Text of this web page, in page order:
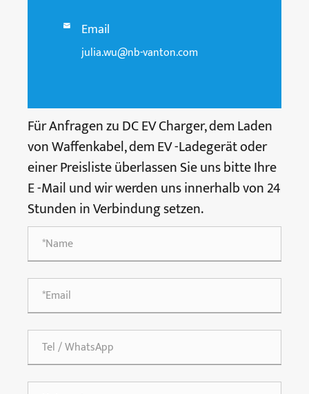
 Email
julia.wu@nb-vanton.com
Für Anfragen zu DC EV Charger, dem Laden
von Waffenkabel, dem EV -Ladegerät oder
einer Preisliste überlassen Sie uns bitte Ihre
E -Mail und wir werden uns innerhalb von 24
Stunden in Verbindung setzen.